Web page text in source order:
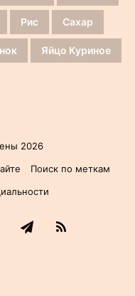
Рис Сахар
Яйцо Куриное
2026
Поиск по меткам
Telegram
RSS